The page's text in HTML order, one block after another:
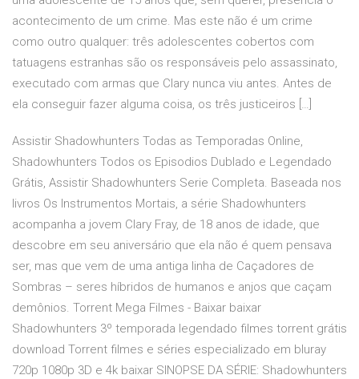
acontecimento de um crime. Mas este não é um crime
como outro qualquer: três adolescentes cobertos com
tatuagens estranhas são os responsáveis pelo assassinato,
executado com armas que Clary nunca viu antes. Antes de
ela conseguir fazer alguma coisa, os três justiceiros […]
Assistir Shadowhunters Todas as Temporadas Online,
Shadowhunters Todos os Episodios Dublado e Legendado
Grátis, Assistir Shadowhunters Serie Completa. Baseada nos
livros Os Instrumentos Mortais, a série Shadowhunters
acompanha a jovem Clary Fray, de 18 anos de idade, que
descobre em seu aniversário que ela não é quem pensava
ser, mas que vem de uma antiga linha de Caçadores de
Sombras – seres híbridos de humanos e anjos que caçam
demônios. Torrent Mega Filmes - Baixar baixar
Shadowhunters 3º temporada legendado filmes torrent grátis
download Torrent filmes e séries especializado em bluray
720p 1080p 3D e 4k baixar SINOPSE DA SÉRIE: Shadowhunters